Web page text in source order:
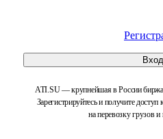
Вход
ATI.SU — крупнейшая в России биржа
Зарегистрируйтесь и получите
на перевозку грузов и